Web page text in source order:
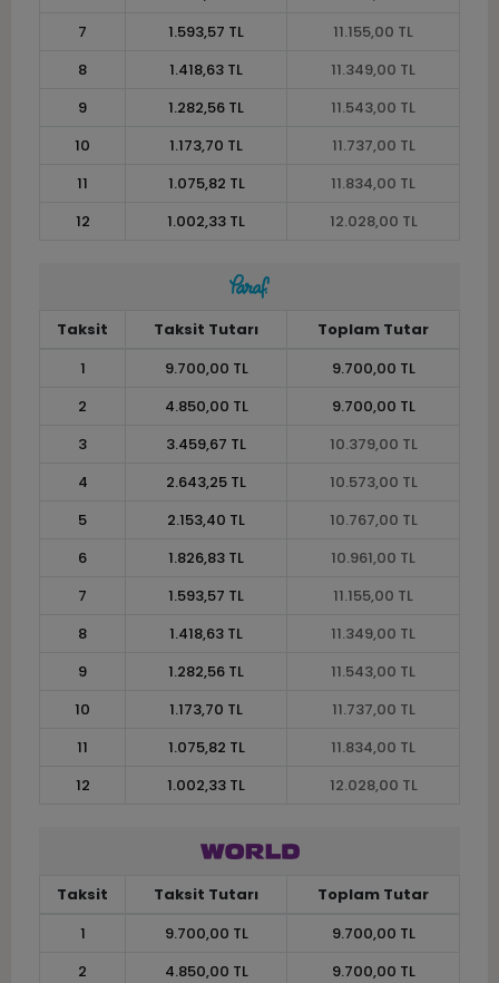
7
1.593,57 TL
11.155,00 TL
8
1.418,63 TL
11.349,00 TL
9
1.282,56 TL
11.543,00 TL
10
1.173,70 TL
11.737,00 TL
11
1.075,82 TL
11.834,00 TL
12
1.002,33 TL 12.028,00 TL
Taksit Taksit Tutarı
Toplam Tutar
1
9.700,00 TL
9.700,00 TL
2
4.850,00 TL
9.700,00 TL
3
3.459,67 TL
10.379,00 TL
4
2.643,25 TL
10.573,00 TL
5
2.153,40 TL
10.767,00 TL
6
1.826,83 TL
10.961,00 TL
7
1.593,57 TL
11.155,00 TL
8
1.418,63 TL
11.349,00 TL
9
1.282,56 TL
11.543,00 TL
10
1.173,70 TL
11.737,00 TL
11
1.075,82 TL
11.834,00 TL
12
1.002,33 TL 12.028,00 TL
Taksit Taksit Tutarı
Toplam Tutar
1
9.700,00 TL
9.700,00 TL
2
4.850,00 TL
9.700,00 TL